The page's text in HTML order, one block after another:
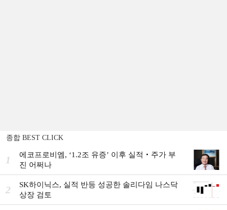
종합 BEST CLICK
1
에코프로비엠, ‘1.2조 유증’ 이후 실적‧주가 부
진 어쩌나
2
SK하이닉스, 실적 반등 성공한 솔리다임 나스닥
상장 검토